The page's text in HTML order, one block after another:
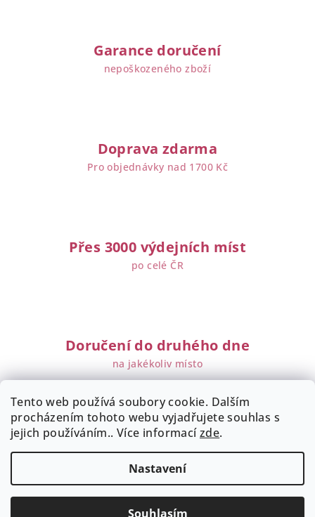
Tento web používá soubory cookie. Dalším
procházením tohoto webu vyjadřujete souhlas s
jejich používáním.. Více informacízde.
Nastavení
Souhlasím
í
p
r
v
ý
p
Garance doručení
nepoškozeného zboží
Doprava zdarma
Pro objednávky nad 1700 Kč
Přes 3000 výdejních míst
po celé ČR
Doručení do druhého dne
na jakékoliv místo
p
Obchodní podmínky
Dodací a platební podmínky
Podmínky zpracování osobních údajů
Reklamační řád
Kontakt
Copyright 2026WWWINE. Všechna práva vyhrazena.
Upravit nastavení cookies